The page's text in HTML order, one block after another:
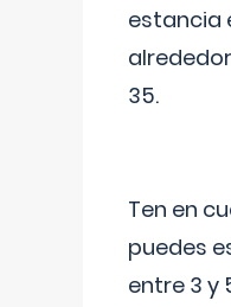
estancia
35.
Ten en
puedes
entre 3 y